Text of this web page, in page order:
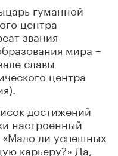
гуманной
центра
звания
мира –
славы
центра
достижений
настроенный
«Мало ли успешных
карьеру?» Да,